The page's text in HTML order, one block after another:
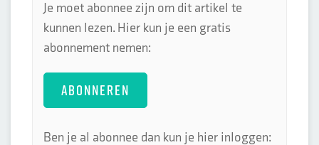
Je moet abonnee zijn om dit artikel te
kunnen lezen. Hier kun je een gratis
abonnement nemen:
ABONNEREN
Ben je al abonnee dan kun je hier inloggen: